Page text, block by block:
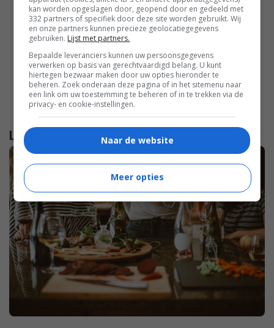
Lees verder...
kan worden opgeslagen door, geopend door en gedeeld met
332 partners of specifiek door deze site worden gebruikt. Wij
en onze partners kunnen precieze geolocatiegegevens
gebruiken. Lijst met partners.
Bepaalde leveranciers kunnen uw persoonsgegevens
verwerken op basis van gerechtvaardigd belang. U kunt
hiertegen bezwaar maken door uw opties hieronder te
beheren. Zoek onderaan deze pagina of in het sitemenu naar
een link om uw toestemming te beheren of in te trekken via de
privacy- en cookie-instellingen.
Naar de website
Meer opties